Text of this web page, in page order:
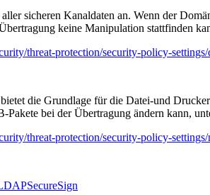
sicheren Kanaldaten an. Wenn der
keine Manipulation stattfinden
threat-protection/security-policy-
die Grundlage für die Datei-und
bei der Übertragung ändern kann,
threat-protection/security-policy-
SecureSign